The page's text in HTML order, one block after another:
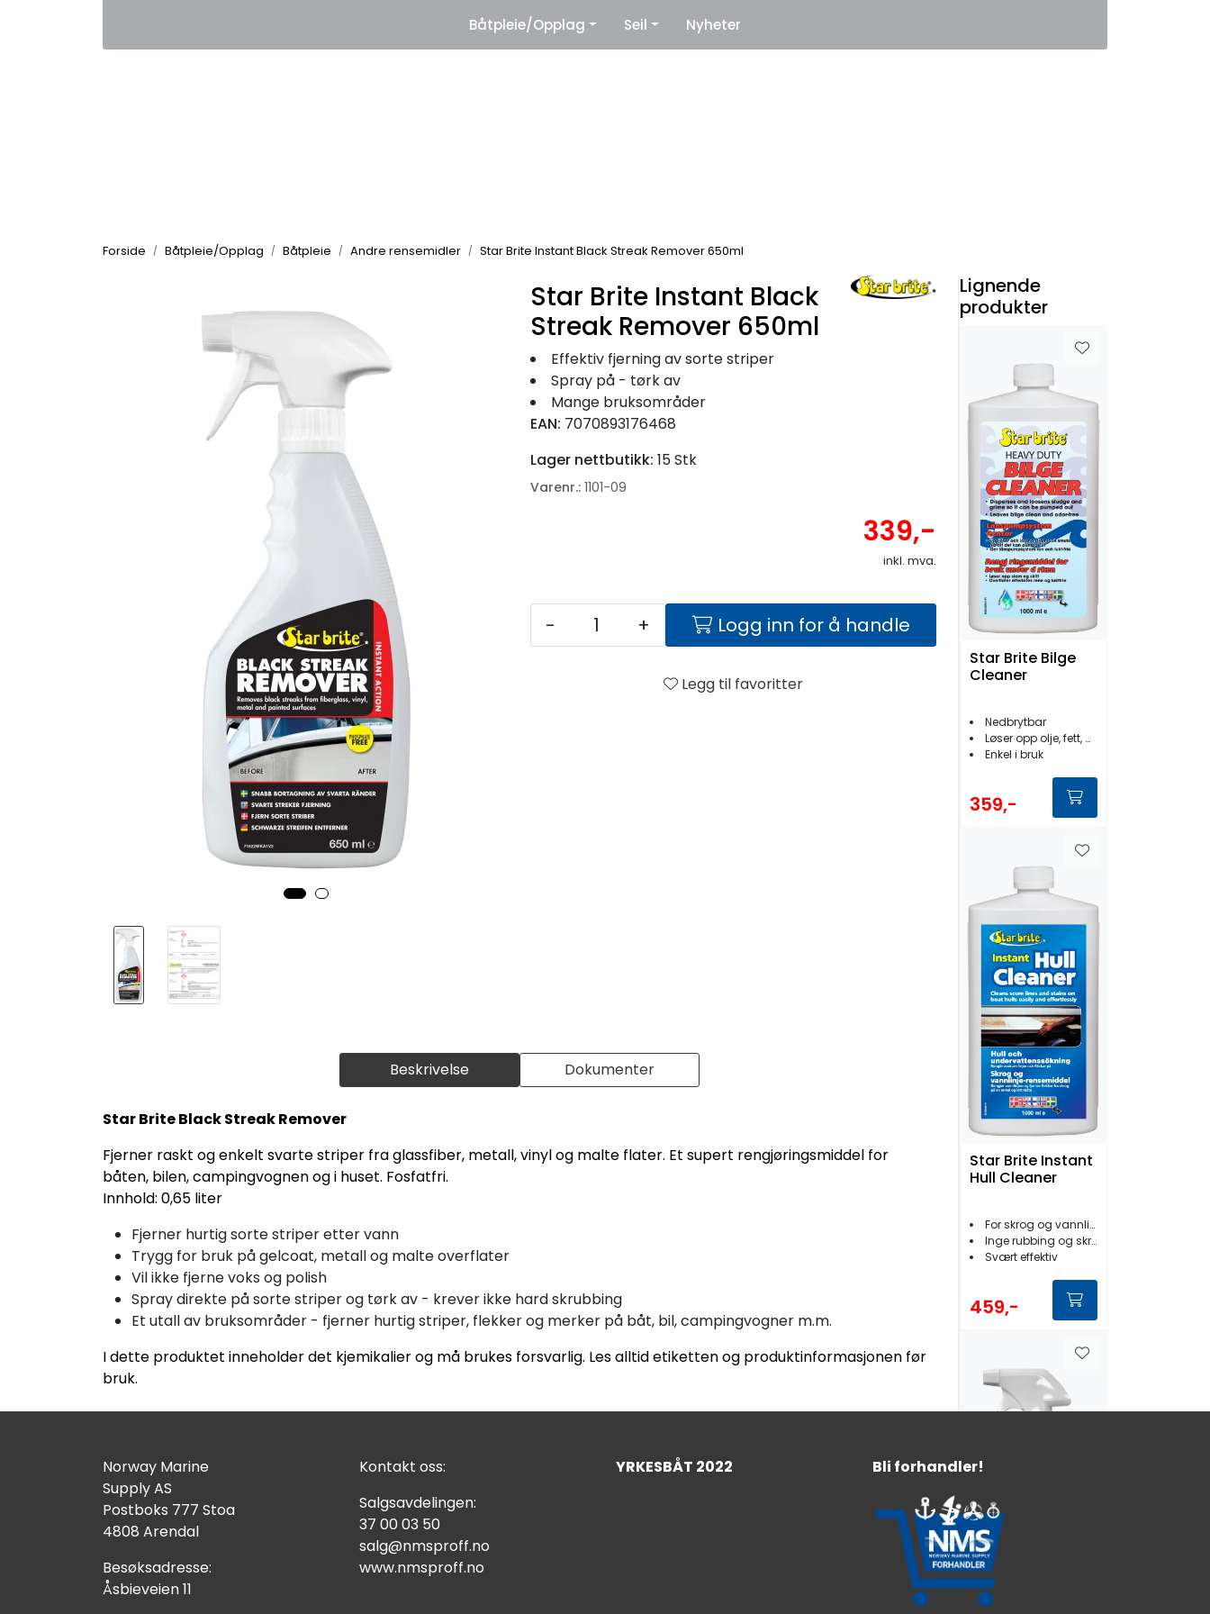
Leverandører
Båtpleie/Opplag Seil Nyheter
Forside Båtpleie/Opplag Båtpleie Andre rensemidler Star Brite Instant Black Streak Remover 650ml
Beskrivelse Dokumenter
Star Brite Black Streak Remover
Fjerner raskt og enkelt svarte striper fra glassfiber, metall, vinyl og malte flater. Et supert rengjøringsmiddel for
båten, bilen, campingvognen og i huset. Fosfatfri.
Innhold: 0,65 liter
Fjerner hurtig sorte striper etter vann
Trygg for bruk på gelcoat, metall og malte overflater
Vil ikke fjerne voks og polish
Spray direkte på sorte striper og tørk av - krever ikke hard skrubbing
Et utall av bruksområder - fjerner hurtig striper, flekker og merker på båt, bil, campingvogner m.m.
I dette produktet inneholder det kjemikalier og må brukes forsvarlig. Les alltid etiketten og produktinformasjonen før
bruk.
Star Brite Instant Black
Streak Remover 650ml
Effektiv fjerning av sorte striper
Spray på - tørk av
Mange bruksområder
EAN: 7070893176468
Lager nettbutikk: 15 Stk
Varenr.: 1101-09
339,-
inkl. mva.
- + Logg inn for å handle
Legg til favoritter
Lignende
produkter
Star Brite Bilge
Cleaner
Nedbrytbar
Løser opp olje, fett, drivstoff og slam
Enkel i bruk
359,-
Star Brite Instant
Hull Cleaner
For skrog og vannlinje
Inge rubbing og skrubbing
Svært effektiv
459,-
Norway Marine
Supply AS
Postboks 777 Stoa
4808 Arendal
Besøksadresse:
Åsbieveien 11
Kontakt oss:
Salgsavdelingen:
37 00 03 50
salg@nmsproff.no
www.nmsproff.no
YRKESBÅT 2022 Bli forhandler!